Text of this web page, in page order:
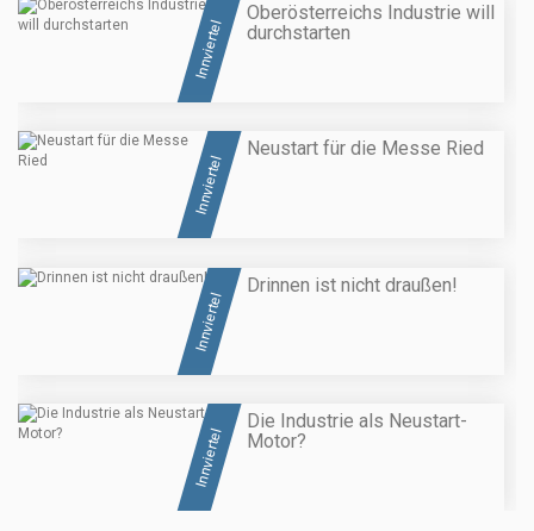
Innviertel
Oberösterreichs Industrie will
durchstarten
Innviertel
Neustart für die Messe Ried
Innviertel
Drinnen ist nicht draußen!
Innviertel
Die Industrie als Neustart-
Motor?